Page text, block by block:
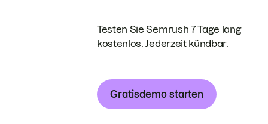
Testen Sie Semrush 7 Tage lang
kostenlos. Jederzeit kündbar.
Gratisdemo starten